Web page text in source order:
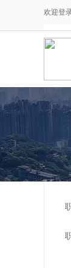
欢迎登